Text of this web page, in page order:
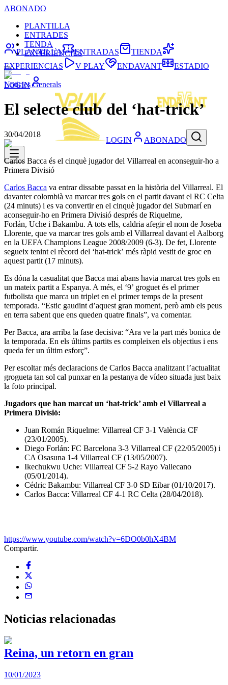
ABONADO
PLANTILLA
ENTRADES
TENDA
EXPERIÈNCIES
LOGIN
LOGIN ABONADO
PLANTILLA ENTRADAS
TIENDA
EXPERIENCIAS
V PLAY ENDAVANT ESTADIO
Noticies Generals
El selecte club del ‘hat-trick’
30/04/2018
Carlos Bacca és el cinquè jugador del Villarreal en aconseguir-ho a
Primera Divisió
Carlos Bacca va entrar dissabte passat en la història del Villarreal. El
davanter colombià va marcar tres gols en el partit davant el RC Celta
(24 minuts) i es va convertir en el cinquè jugador del Submarí en
aconseguir-ho en Primera Divisió després de Riquelme,
Forlán, Uche i Bakambu. A tots ells, caldria afegir el nom de Joseba
Llorente, que va marcar tres gols amb el Villarreal davant el Aalborg
en la UEFA Champions League 2008/2009 (6-3). De fet, Llorente
segueix tenint el rècord del ‘hat-trick’ més ràpid vestit de groc en
aquest partit (17 minuts).
Es dóna la casualitat que Bacca mai abans havia marcat tres gols en
un mateix partit a Espanya. A més, el ‘9’ groguet és el primer
futbolista que marca un triplet en el primer temps de la present
temporada. “Estic gaudint d’aquest gran moment, però amb els peus
en terra sabent que ens queden quatre finals”, va comentar.
Per Bacca, ara arriba la fase decisiva: “Ara ve la part més bonica de
la temporada. En els últims partits es compleixen els objectius i ens
queda fer un últim esforç”.
Per escoltar més declaracions de Carlos Bacca analitzant l’actualitat
grogueta tan sol cal punxar en la pestanya de vídeo situada just baix
la foto principal.
Jugadors que han marcat un ‘hat-trick’ amb el Villarreal a
Primera Divisió:
Juan Román Riquelme: Villarreal CF 3-1 València CF
(23/01/2005).
Diego Forlán: FC Barcelona 3-3 Villarreal CF (22/05/2005) i
CA Osasuna 1-4 Villarreal CF (13/05/2007).
Ikechukwu Uche: Villarreal CF 5-2 Rayo Vallecano
(05/01/2014).
Cédric Bakambu: Villarreal CF 3-0 SD Eibar (01/10/2017).
Carlos Bacca: Villarreal CF 4-1 RC Celta (28/04/2018).
https://www.youtube.com/watch?v=6DO0b0hX4BM
Compartir.
Noticias relacionadas
Reina, un retorn en gran
10/01/2023